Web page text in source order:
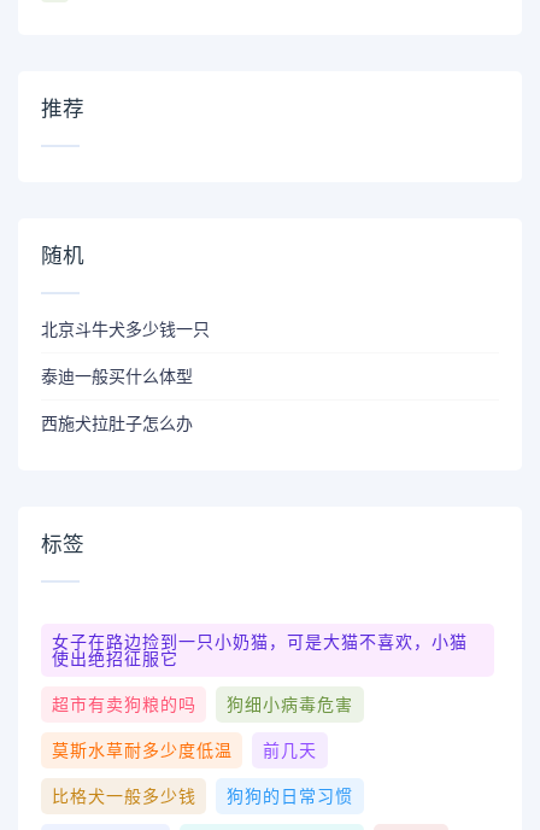
推荐
随机
北京斗牛犬多少钱一只
泰迪一般买什么体型
西施犬拉肚子怎么办
标签
女子在路边捡到一只小奶猫，可是大猫不喜欢，小猫
使出绝招征服它
超市有卖狗粮的吗 狗细小病毒危害
莫斯水草耐多少度低温 前几天
比格犬一般多少钱 狗狗的日常习惯